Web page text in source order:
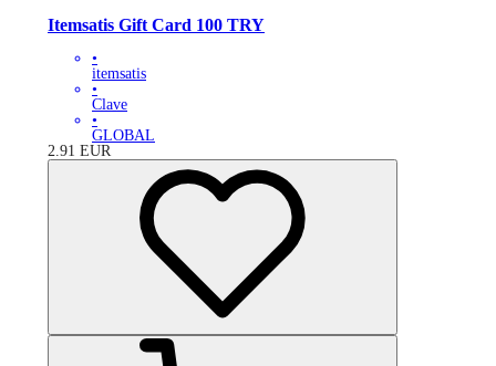
Itemsatis Gift Card 100 TRY
•
itemsatis
•
Clave
•
GLOBAL
2.91 EUR